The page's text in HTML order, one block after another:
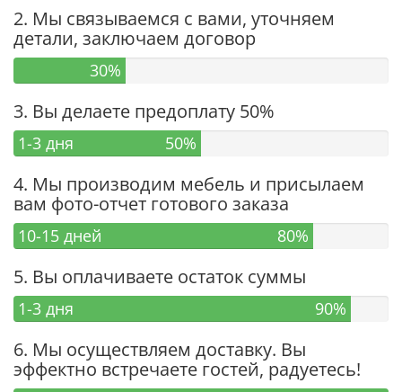
2. Мы связываемся с вами, уточняем
детали, заключаем договор
30%
3. Вы делаете предоплату 50%
1-3 дня 50%
4. Мы производим мебель и присылаем
вам фото-отчет готового заказа
10-15 дней 80%
5. Вы оплачиваете остаток суммы
1-3 дня 90%
6. Мы осуществляем доставку. Вы
эффектно встречаете гостей, радуетесь!